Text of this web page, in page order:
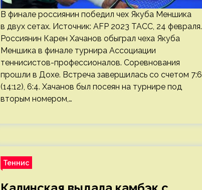
В финале россиянин победил чех Якуба Меншика
в двух сетах. Источник: AFP 2023 ТАСС, 24 февраля.
Россиянин Карен Хачанов обыграл чеха Якуба
Меншика в финале турнира Ассоциации
теннисистов-профессионалов. Соревнования
прошли в Дохе. Встреча завершилась со счетом 7:6
(14:12), 6:4. Хачанов был посеян на турнире под
вторым номером,…
Теннис